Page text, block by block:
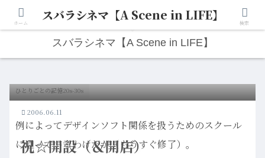
人生は“ひとりごと”から始まる。映画と写真と日々のこと。
スバラシネマ【A Scene in LIFE】
祝☆開設（＆開店）
ひとりごとの記憶20s-30s
2006.06.11
例によってデザインソフト関係を扱うためのスクール
に通っているわけだが（もうすぐ修了）。
ホーム スバラシネマ【A Scene in LIFE】 検索